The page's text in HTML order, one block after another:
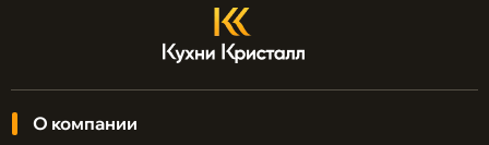
О компании